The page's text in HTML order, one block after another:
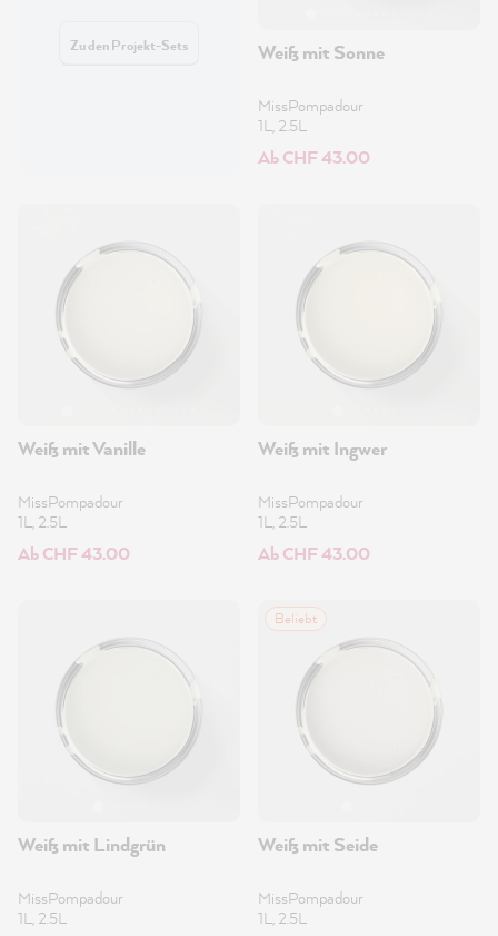
Zu den Projekt-Sets Weiß mit Sonne
MissPompadour
1L, 2.5L
Ab CHF 43.00
Weiß mit Vanille
MissPompadour
1L, 2.5L
Ab CHF 43.00
Weiß mit Ingwer
MissPompadour
1L, 2.5L
Ab CHF 43.00
Weiß mit Lindgrün
MissPompadour
1L, 2.5L
Beliebt
Weiß mit Seide
MissPompadour
1L, 2.5L